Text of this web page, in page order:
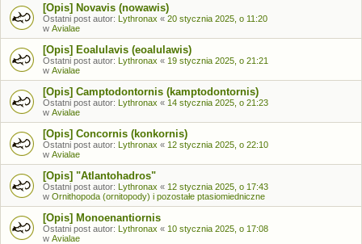
[Opis] Novavis (nowawis)
Ostatni post autor: Lythronax « 20 stycznia 2025, o 11:20
w Avialae
[Opis] Eoalulavis (eoalulawis)
Ostatni post autor: Lythronax « 19 stycznia 2025, o 21:21
w Avialae
[Opis] Camptodontornis (kamptodontornis)
Ostatni post autor: Lythronax « 14 stycznia 2025, o 21:23
w Avialae
[Opis] Concornis (konkornis)
Ostatni post autor: Lythronax « 12 stycznia 2025, o 22:10
w Avialae
[Opis] "Atlantohadros"
Ostatni post autor: Lythronax « 12 stycznia 2025, o 17:43
w Ornithopoda (ornitopody) i pozostałe ptasiomiedniczne
[Opis] Monoenantiornis
Ostatni post autor: Lythronax « 10 stycznia 2025, o 17:08
w Avialae